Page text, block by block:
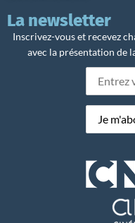
La newsletter
Inscrivez-vous et recevez
avec la présentation de